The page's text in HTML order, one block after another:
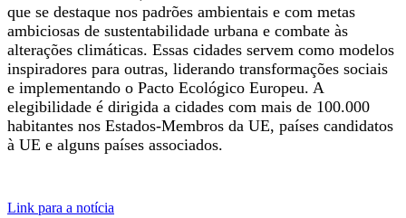
que se destaque nos padrões ambientais e com metas
ambiciosas de sustentabilidade urbana e combate às
alterações climáticas. Essas cidades servem como modelos
inspiradores para outras, liderando transformações sociais
e implementando o Pacto Ecológico Europeu. A
elegibilidade é dirigida a cidades com mais de 100.000
habitantes nos Estados-Membros da UE, países candidatos
à UE e alguns países associados.
Link para a notícia